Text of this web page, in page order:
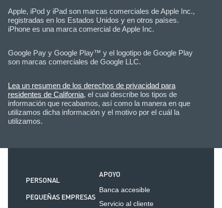
Apple, iPod y iPad son marcas comerciales de Apple Inc.,
registradas en los Estados Unidos y en otros países.
iPhone es una marca comercial de Apple Inc.
Google Pay y Google Play™ y el logotipo de Google Play
son marcas comerciales de Google LLC.
Lea un resumen de los derechos de privacidad para
residentes de California, el cual describe los tipos de
información que recabamos, así como la manera en que
utilizamos dicha información y el motivo por el cuál la
utilizamos.
PERSONAL
PEQUEÑAS EMPRESAS
APOYO
Banca accesible
Servicio al cliente